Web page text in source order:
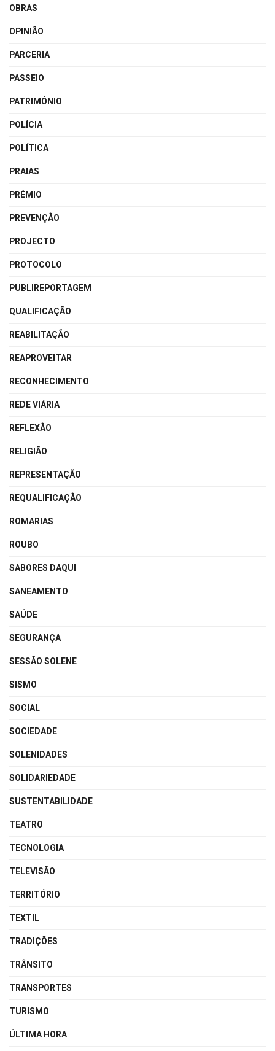
OBRAS
OPINIÃO
PARCERIA
PASSEIO
PATRIMÓNIO
POLÍCIA
POLÍTICA
PRAIAS
PRÉMIO
PREVENÇÃO
PROJECTO
PROTOCOLO
PUBLIREPORTAGEM
QUALIFICAÇÃO
REABILITAÇÃO
REAPROVEITAR
RECONHECIMENTO
REDE VIÁRIA
REFLEXÃO
RELIGIÃO
REPRESENTAÇÃO
REQUALIFICAÇÃO
ROMARIAS
ROUBO
SABORES DAQUI
SANEAMENTO
SAÚDE
SEGURANÇA
SESSÃO SOLENE
SISMO
SOCIAL
SOCIEDADE
SOLENIDADES
SOLIDARIEDADE
SUSTENTABILIDADE
TEATRO
TECNOLOGIA
TELEVISÃO
TERRITÓRIO
TEXTIL
TRADIÇÕES
TRÂNSITO
TRANSPORTES
TURISMO
ÚLTIMA HORA